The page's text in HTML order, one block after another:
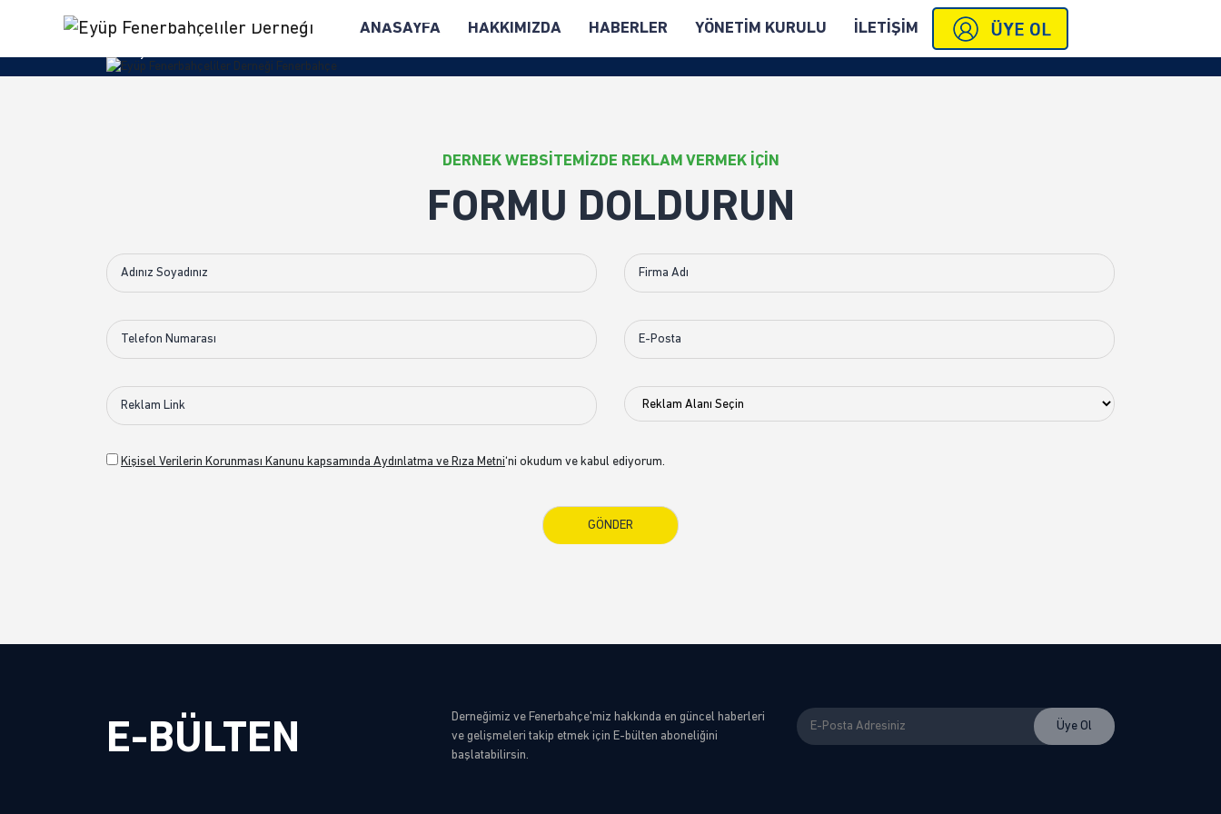
ANASAYFA HAKKIMIZDA HABERLER YÖNETİM KURULU İLETİŞİM
DERNEK WEBSİTEMİZDE REKLAM VERMEK İÇİN
FORMU DOLDURUN
Kişisel Verilerin Korunması Kanunu kapsamında Aydınlatma ve Rıza Metni‘ni okudum ve kabul ediyorum.
E-BÜLTEN
Derneğimiz ve Fenerbahçe'miz hakkında en güncel haberleri
ve gelişmeleri takip etmek için E-bülten aboneliğini
başlatabilirsin.